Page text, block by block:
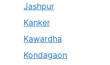
Jashpur
Kanker
Kawardha
Kondagaon